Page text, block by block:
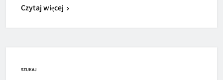
Czytaj więcej
SZUKAJ